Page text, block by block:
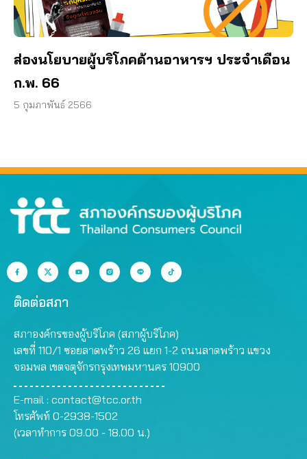
ส่องนโยบายผู้บริโภคด้านอาหารฯ ประจำเดือน
ก.พ. 66
5 กุมภาพันธ์ 2566
ติดต่อสภา
สภาองค์กรของผู้บริโภค (สภาผู้บริโภค)
เลขที่ 110/1 ซอยลาดพร้าว 26 แยก 1-2 ถนนลาดพร้าว แขวง
จอมพล เขตจตุจักรกรุงเทพมหานคร 10900
E-mail : contact@tcc.or.th
โทรศัพท์ 0-2938-1502
(เวลาทำการ 09.00 - 18.00 น.)